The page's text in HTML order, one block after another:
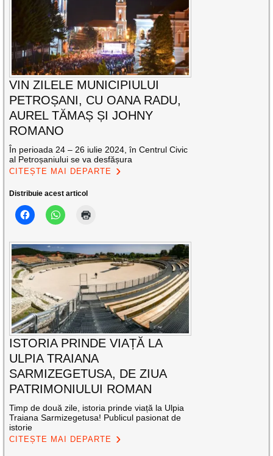
VIN ZILELE MUNICIPIULUI
PETROȘANI, CU OANA RADU,
AUREL TĂMAȘ ȘI JOHNY
ROMANO
În perioada 24 – 26 iulie 2024, în Centrul Civic
al Petroșaniului se va desfășura
CITEȘTE MAI DEPARTE
Distribuie acest articol
ISTORIA PRINDE VIAȚĂ LA
ULPIA TRAIANA
SARMIZEGETUSA, DE ZIUA
PATRIMONIULUI ROMAN
Timp de două zile, istoria prinde viață la Ulpia
Traiana Sarmizegetusa! Publicul pasionat de
istorie
CITEȘTE MAI DEPARTE